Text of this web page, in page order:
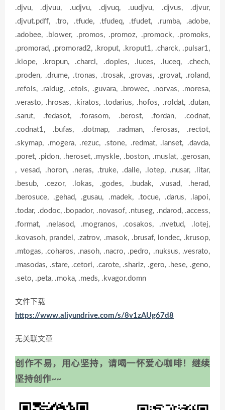
.djvu, .djvuu, .udjvu, .djvuq, .uudjvu, .djvus, .djvur,
.djvut.pdff, .tro, .tfude, .tfudeq, .tfudet, .rumba, .adobe,
.adobee, .blower, .promos, .promoz, .promock, .promoks,
.promorad, .promorad2, .kroput, .kroput1, .charck, .pulsar1,
.klope, .kropun, .charcl, .doples, .luces, .luceq, .chech,
.proden, .drume, .tronas, .trosak, .grovas, .grovat, .roland,
.refols, .raldug, .etols, .guvara, .browec, .norvas, .moresa,
.verasto, .hrosas, .kiratos, .todarius, .hofos, .roldat, .dutan,
.sarut, .fedasot, .forasom, .berost, .fordan, .codnat,
.codnat1, .bufas, .dotmap, .radman, .ferosas, .rectot,
.skymap, .mogera, .rezuc, .stone, .redmat, .lanset, .davda,
.poret, .pidon, .heroset, .myskle, .boston, .muslat, .gerosan,
, vesad, .horon, .neras, .truke, .dalle, .lotep, .nusar, .litar,
.besub, .cezor, .lokas, .godes, .budak, .vusad, .herad,
.berosuce, .gehad, .gusau, .madek, .tocue, .darus, .lapoi,
.todar, .dodoc, .bopador, .novasof, .ntuseg, .ndarod, .access,
.format, .nelasod, .mogranos, .cosakos, .nvetud, .lotej,
.kovasoh, prandel, .zatrov, .masok, .brusaf, londec, .krusop,
.mtogas, .coharos, .nasoh, .nacro, .pedro, .nuksus, .vesrato,
.masodas, .stare, .cetori, .carote, .shariz, .gero, .hese, .geno,
.seto, .peta, .moka, .meds, .kvagor.domn
文件下载
https://www.aliyundrive.com/s/8v1zAUg67d8
无关联文章
创作不易，用心坚持，请喝一怀爱心咖啡！继续
坚持创作~~